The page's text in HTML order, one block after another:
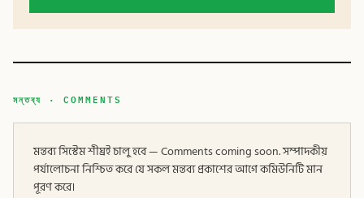
মন্তব্য · COMMENTS
মন্তব্য সিস্টেম শীঘ্রই চালু হবে — Comments coming soon. সম্পাদকীয়
পর্যালোচনা নিশ্চিত করে যে সকল মন্তব্য প্রকাশের আগে কমিউনিটি মান
পূরণ করে।